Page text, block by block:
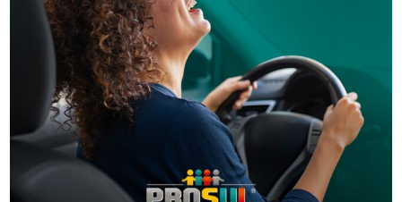
Tubarão
Com previsão de chuva, atrações do Domingo no
Parque são canceladas